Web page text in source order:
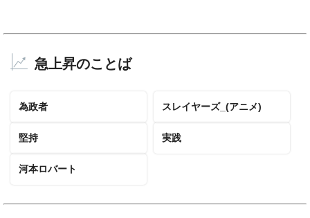
急上昇のことば
為政者 スレイヤーズ_(アニメ)
堅持 実践
河本ロバート